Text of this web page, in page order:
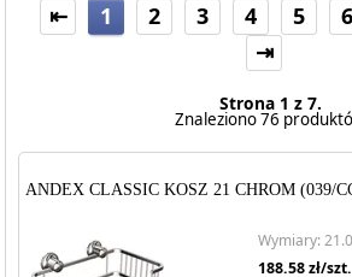
⇤ 1 2 3 4 5 6
⇥
Strona 1 z 7.
Znaleziono 76
ANDEX CLASSIC KOSZ 21 CHROM (039/
Wymiary:
188.58zł/szt.